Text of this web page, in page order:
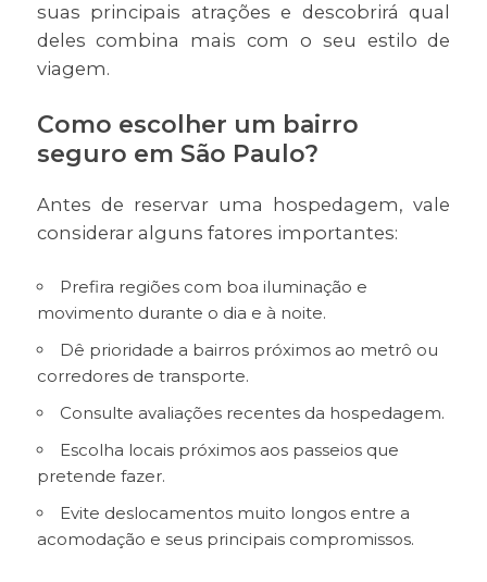
suas principais atrações e descobrirá qual
deles combina mais com o seu estilo de
viagem.
Como escolher um bairro
seguro em São Paulo?
Antes de reservar uma hospedagem, vale
considerar alguns fatores importantes:
Prefira regiões com boa iluminação e
movimento durante o dia e à noite.
Dê prioridade a bairros próximos ao metrô ou
corredores de transporte.
Consulte avaliações recentes da hospedagem.
Escolha locais próximos aos passeios que
pretende fazer.
Evite deslocamentos muito longos entre a
acomodação e seus principais compromissos.